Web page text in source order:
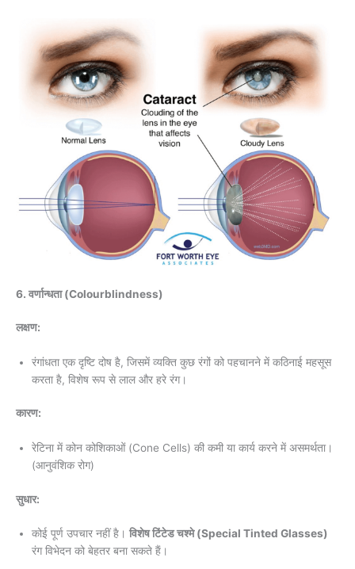
6. वर्णान्धता (Colourblindness)
लक्षण:
रंगांधता एक दृष्टि दोष है, जिसमें व्यक्ति कुछ रंगों को पहचानने में कठिनाई महसूस
करता है, विशेष रूप से लाल और हरे रंग।
कारण:
रेटिना में कोन कोशिकाओं (Cone Cells) की कमी या कार्य करने में असमर्थता।
(आनुवंशिक रोग)
सुधार:
कोई पूर्ण उपचार नहीं है। विशेष टिंटेड चश्मे (Special Tinted Glasses)
रंग विभेदन को बेहतर बना सकते हैं।